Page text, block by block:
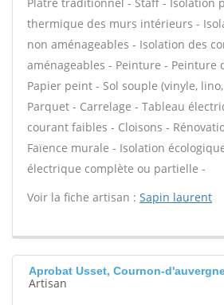
thermique des murs intérieurs -
non aménageables - Isolation des
aménageables - Peinture - Peinture
Papier peint - Sol souple (vinyle, lino,
Parquet - Carrelage - Tableau
courant faibles - Cloisons -
Faïence murale - Isolation
électrique complète ou partielle -
Voir la fiche artisan : Sapin laurent
Aprobat Usset, Cournon-
Artisan